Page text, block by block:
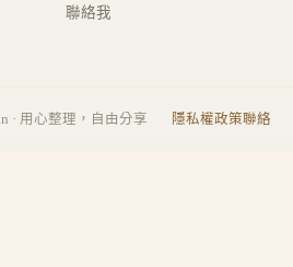
聯絡我
· 用心整理，自由分享 隱私權政策聯絡